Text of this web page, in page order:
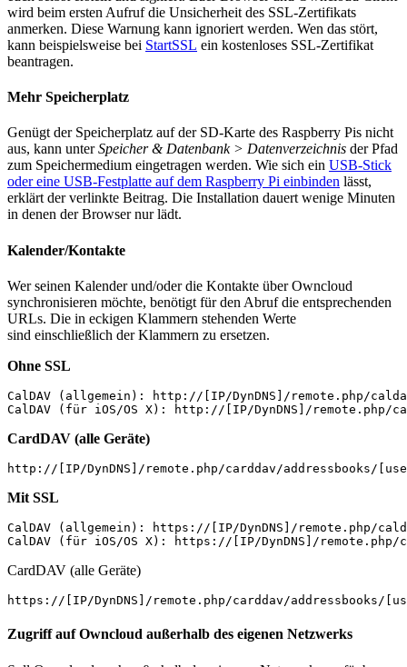
wird beim ersten Aufruf die Unsicherheit des SSL-Zertifikats
anmerken. Diese Warnung kann ignoriert werden. Wen das stört,
kann beispielsweise bei StartSSL ein kostenloses SSL-Zertifikat
beantragen.
Mehr Speicherplatz
Genügt der Speicherplatz auf der SD-Karte des Raspberry Pis nicht
aus, kann unterSpeicher & Datenbank > Datenverzeichnis der Pfad
zum Speichermedium eingetragen werden. Wie sich ein USB-Stick
oder eine USB-Festplatte auf dem Raspberry Pi einbinden lässt,
erklärt der verlinkte Beitrag. Die Installation dauert wenige Minuten
in denen der Browser nur lädt.
Kalender/Kontakte
Wer seinen Kalender und/oder die Kontakte über Owncloud
synchronisieren möchte, benötigt für den Abruf die entsprechenden
URLs. Die in eckigen Klammern stehenden Werte
sind einschließlich der Klammern zu ersetzen.
Ohne SSL
CalDAV (allgemein): http://[IP/DynDNS]/remote.php/
CalDAV (für iOS/OS X): http://[IP/DynDNS]/remote.php/
CardDAV (alle Geräte)
http://[IP/DynDNS]/remote.php/carddav/addressbooks/
Mit SSL
CalDAV (allgemein): https://[IP/DynDNS]/remote.php/
CalDAV (für iOS/OS X): https://[IP/DynDNS]/
CardDAV (alle Geräte)
https://[IP/DynDNS]/remote.php/carddav/addressbooks/
Zugriff auf Owncloud außerhalb des eigenen Netzwerks